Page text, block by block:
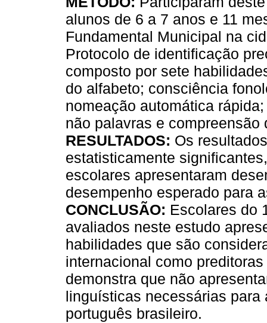
alunos de 6 a 7 anos e 11
Fundamental Municipal na
Protocolo de identificação
composto por sete
do alfabeto; consciência
nomeação automática
não palavras e
RESULTADOS: Os
estatisticamente
escolares apresentaram
desempenho esperado para
CONCLUSÃO: Escolares do
avaliados neste estudo
habilidades que são
internacional como
demonstra que não
linguísticas necessárias
português brasileiro.